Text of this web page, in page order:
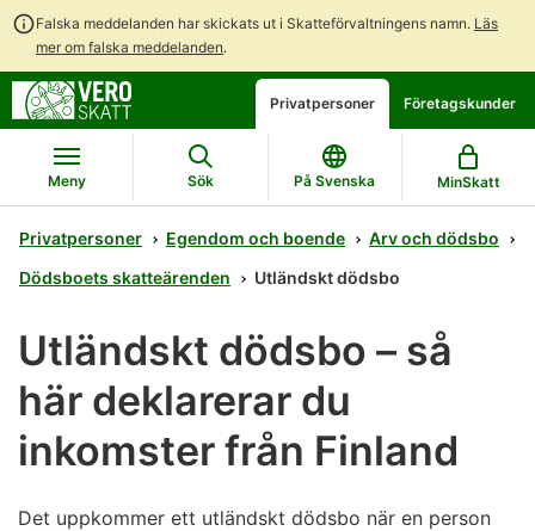
Falska meddelanden har skickats ut i Skatteförvaltningens namn. Läs
mer om falska meddelanden.
Gå
direkt
till
innehållet
Gå
till
hela
webbplatsens
sökning
Öppna
en
chattbot-
diskussion
Privatpersoner Företagskunder
Meny Sök På Svenska MinSkatt
Privatpersoner Egendom och boende
Arv och dödsbo
Dödsboets skatteärenden
Utländskt dödsbo
Utländskt dödsbo – så
här deklarerar du
inkomster från Finland
Det uppkommer ett utländskt dödsbo när en person